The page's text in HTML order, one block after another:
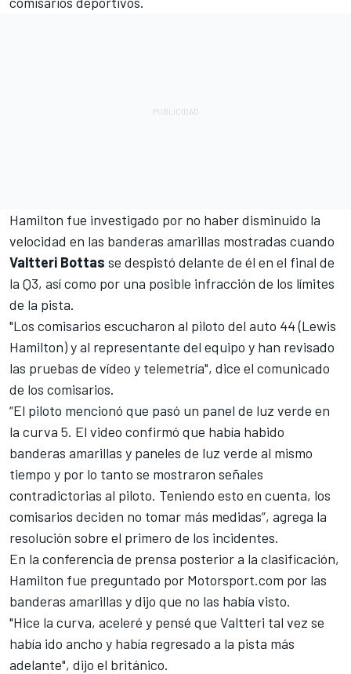
Hamilton fue investigado por no haber disminuido la
velocidad en las banderas amarillas mostradas cuando
Valtteri Bottas se despistó delante de él en el final de
la Q3, así como por una posible infracción de los límites
de la pista.
"Los comisarios escucharon al piloto del auto 44 (Lewis
Hamilton) y al representante del equipo y han revisado
las pruebas de vídeo y telemetría", dice el comunicado
de los comisarios.
“El piloto mencionó que pasó un panel de luz verde en
la curva 5. El video confirmó que había habido
banderas amarillas y paneles de luz verde al mismo
tiempo y por lo tanto se mostraron señales
contradictorias al piloto. Teniendo esto en cuenta, los
comisarios deciden no tomar más medidas”, agrega la
resolución sobre el primero de los incidentes.
En la conferencia de prensa posterior a la clasificación,
Hamilton fue preguntado por Motorsport.com por las
banderas amarillas y dijo que no las había visto.
"Hice la curva, aceleré y pensé que Valtteri tal vez se
había ido ancho y había regresado a la pista más
adelante", dijo el británico.